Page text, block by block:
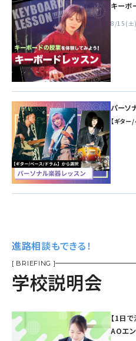
キーボ
8/15(土)
パーソ
【ギター
進路相談もできる！
[ BRIEFING ]
学校説明会
【1日で
AOエ